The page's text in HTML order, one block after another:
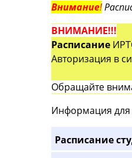
Внимание!
ВНИМАНИЕ!!!
Расписание
Авторизация в
Обращайте
Информация
Расписание